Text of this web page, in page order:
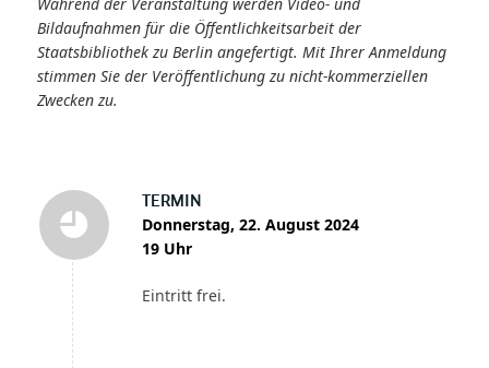
TERMIN
Donnerstag, 22. August 2024
19 Uhr
Eintritt frei.
Bildaufnahmen für die Öffentlichkeitsarbeit der
Staatsbibliothek zu Berlin angefertigt. Mit Ihrer Anmeldung
stimmen Sie der Veröffentlichung zu nicht-kommerziellen
Zwecken zu.